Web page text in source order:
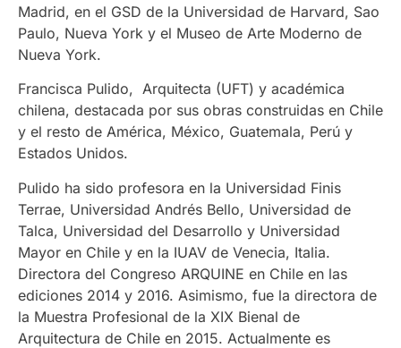
Madrid, en el GSD de la Universidad de Harvard, Sao
Paulo, Nueva York y el Museo de Arte Moderno de
Nueva York.
Francisca Pulido, Arquitecta (UFT) y académica
chilena, destacada por sus obras construidas en Chile
y el resto de América, México, Guatemala, Perú y
Estados Unidos.
Pulido ha sido profesora en la Universidad Finis
Terrae, Universidad Andrés Bello, Universidad de
Talca, Universidad del Desarrollo y Universidad
Mayor en Chile y en la IUAV de Venecia, Italia.
Directora del Congreso ARQUINE en Chile en las
ediciones 2014 y 2016. Asimismo, fue la directora de
la Muestra Profesional de la XIX Bienal de
Arquitectura de Chile en 2015. Actualmente es